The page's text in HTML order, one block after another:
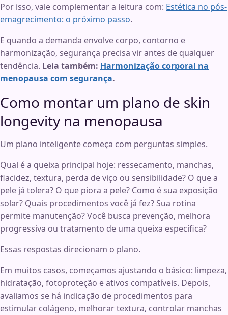
Por isso, vale complementar a leitura com: Estética no pós-
emagrecimento: o próximo passo.
E quando a demanda envolve corpo, contorno e
harmonização, segurança precisa vir antes de qualquer
tendência. Leia também: Harmonização corporal na
menopausa com segurança.
Como montar um plano de skin
longevity na menopausa
Um plano inteligente começa com perguntas simples.
Qual é a queixa principal hoje: ressecamento, manchas,
flacidez, textura, perda de viço ou sensibilidade? O que a
pele já tolera? O que piora a pele? Como é sua exposição
solar? Quais procedimentos você já fez? Sua rotina
permite manutenção? Você busca prevenção, melhora
progressiva ou tratamento de uma queixa específica?
Essas respostas direcionam o plano.
Em muitos casos, começamos ajustando o básico: limpeza,
hidratação, fotoproteção e ativos compatíveis. Depois,
avaliamos se há indicação de procedimentos para
estimular colágeno, melhorar textura, controlar manchas